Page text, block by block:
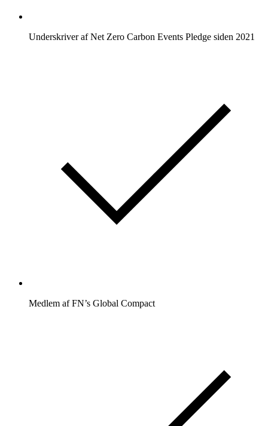
Underskriver af Net Zero Carbon Events Pledge siden 2021
Medlem af FN’s Global Compact